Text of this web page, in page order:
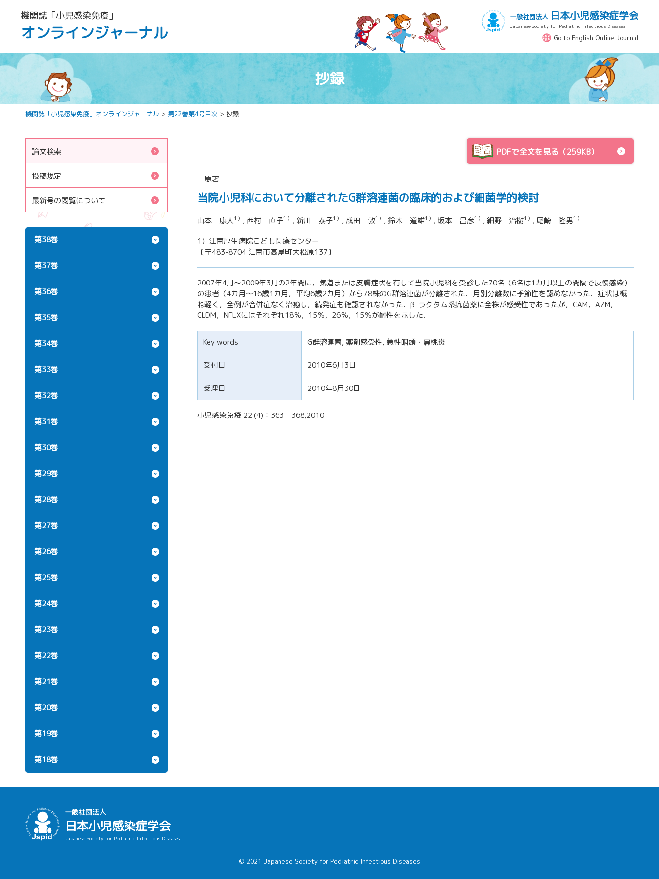
機関誌「小児感染免疫」
オンラインジャーナル
一般社団法人 日本小児感染症学会
Japanese Society for Pediatric Infectious Diseases
Go to English Online Journal
抄録
機関誌「小児感染免疫」オンラインジャーナル > 第22巻第4号目次 > 抄録
PDFで全文を見る（259KB）
─原著─
当院小児科において分離されたG群溶連菌の臨床的および細菌学的検討
山本 康人1） , 西村 直子1） , 新川 泰子1） , 成田 敦1） , 鈴木 道雄1） , 坂本 昌彦1） , 細野 治樹1） , 尾崎 隆男1）
1）江南厚生病院こども医療センター
〔〒483-8704 江南市高屋町大松原137〕
2007年4月～2009年3月の2年間に，気道または皮膚症状を有して当院小児科を受診した70名（6名は1カ月以上の間隔で反復感染）
の患者（4カ月～16歳1カ月，平均6歳2カ月）から78株のG群溶連菌が分離された．月別分離数に季節性を認めなかった．症状は概
ね軽く，全例が合併症なく治癒し，続発症も確認されなかった．β-ラクタム系抗菌薬に全株が感受性であったが，CAM，AZM，
CLDM，NFLXにはそれぞれ18％，15％，26％，15％が耐性を示した．
Key words G群溶連菌, 薬剤感受性, 急性咽頭・扁桃炎
受付日 2010年6月3日
受理日 2010年8月30日
小児感染免疫 22 (4)：363─368,2010
論文検索
投稿規定
最新号の閲覧について
第38巻
第37巻
第36巻
第35巻
第34巻
第33巻
第32巻
第31巻
第30巻
第29巻
第28巻
第27巻
第26巻
第25巻
第24巻
第23巻
第22巻
第21巻
第20巻
第19巻
第18巻
一般社団法人
日本小児感染症学会
Japanese Society for Pediatric Infectious Diseases
© 2021 Japanese Society for Pediatric Infectious Diseases